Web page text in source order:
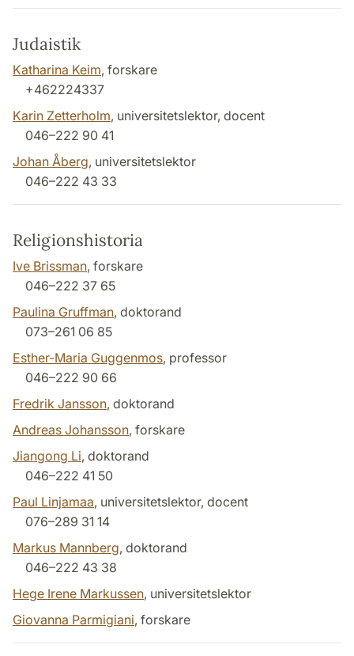
Judaistik
Katharina Keim, forskare
+462224337
Karin Zetterholm, universitetslektor, docent
046–222 90 41
Johan Åberg, universitetslektor
046–222 43 33
Religionshistoria
Ive Brissman, forskare
046–222 37 65
Paulina Gruffman, doktorand
073–261 06 85
Esther-Maria Guggenmos, professor
046–222 90 66
Fredrik Jansson, doktorand
Andreas Johansson, forskare
Jiangong Li, doktorand
046–222 41 50
Paul Linjamaa, universitetslektor, docent
076–289 31 14
Markus Mannberg, doktorand
046–222 43 38
Hege Irene Markussen, universitetslektor
Giovanna Parmigiani, forskare